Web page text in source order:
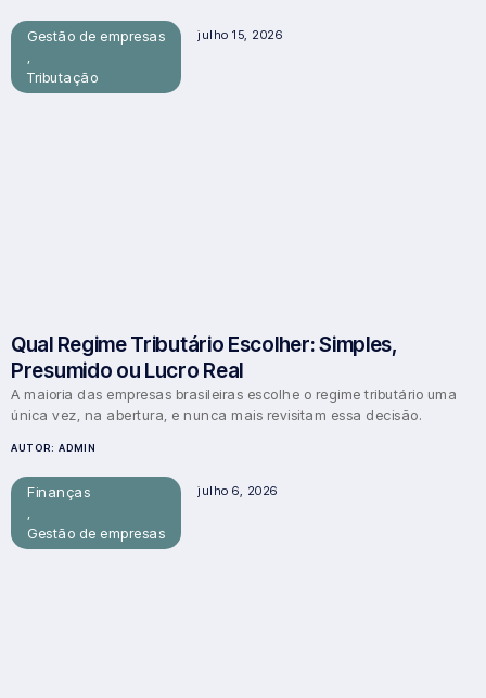
Gestão de empresas
,
Tributação
julho 15, 2026
Qual Regime Tributário Escolher: Simples,
Presumido ou Lucro Real
A maioria das empresas brasileiras escolhe o regime tributário uma
única vez, na abertura, e nunca mais revisitam essa decisão.
AUTOR: ADMIN
Finanças
Gestão de empresas
julho 6, 2026